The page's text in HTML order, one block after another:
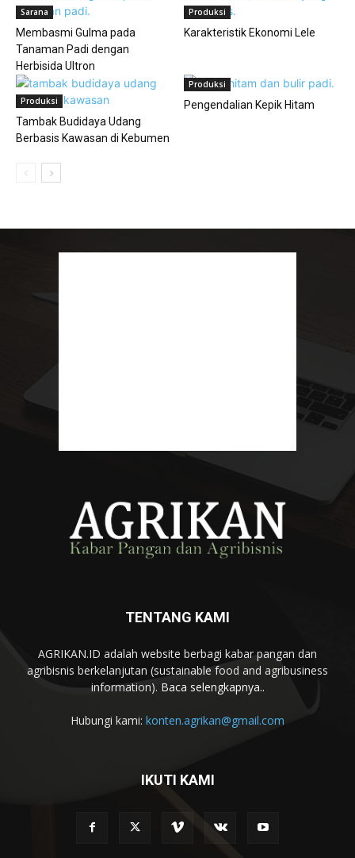
Sarana
Membasmi Gulma pada
Tanaman Padi dengan
Herbisida Ultron
Produksi
Karakteristik Ekonomi Lele
Produksi
Tambak Budidaya Udang
Berbasis Kawasan di Kebumen
Produksi
Pengendalian Kepik Hitam
TENTANG KAMI
AGRIKAN.ID adalah website berbagi kabar pangan dan
agribisnis berkelanjutan (sustainable food and agribusiness
information). Baca selengkapnya..
Hubungi kami: konten.agrikan@gmail.com
IKUTI KAMI